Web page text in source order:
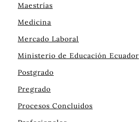
Maestrías
Medicina
Mercado Laboral
Ministerio de Educación Ecuador
Postgrado
Pregrado
Procesos Concluidos